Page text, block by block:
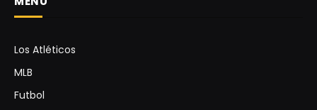
Los Atléticos
MLB
Futbol